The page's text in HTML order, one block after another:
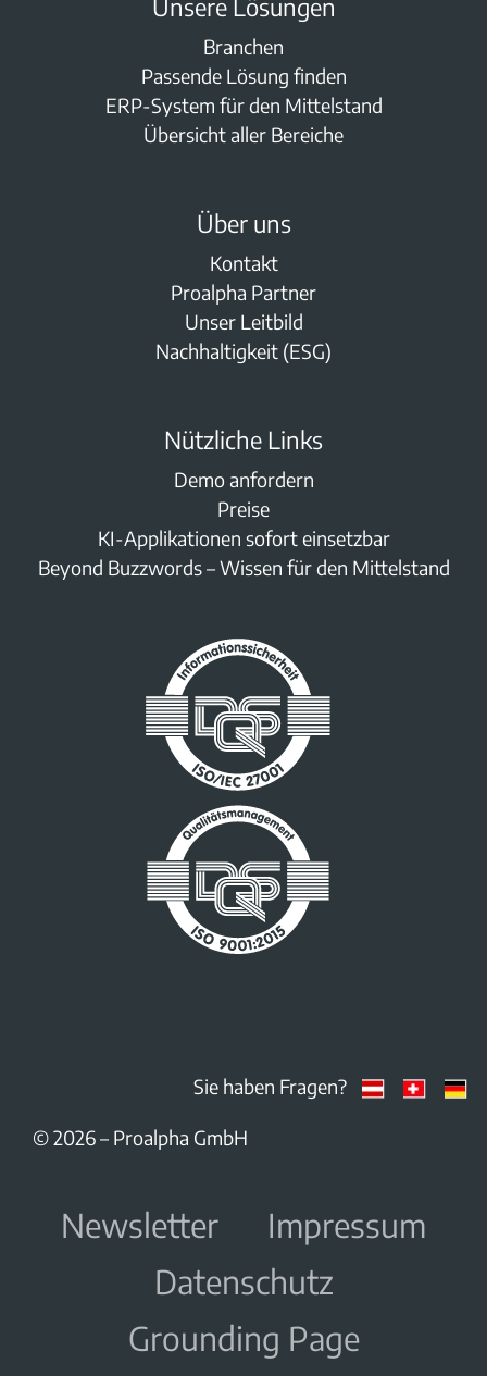
Unsere Lösungen
Branchen
Passende Lösung finden
ERP-System für den Mittelstand
Übersicht aller Bereiche
Über uns
Kontakt
Proalpha Partner
Unser Leitbild
Nachhaltigkeit (ESG)
Nützliche Links
Demo anfordern
Preise
KI-Applikationen sofort einsetzbar
Beyond Buzzwords – Wissen für den Mittelstand
Sie haben Fragen?
© 2026 – Proalpha GmbH
Newsletter
Impressum
Datenschutz
Grounding Page